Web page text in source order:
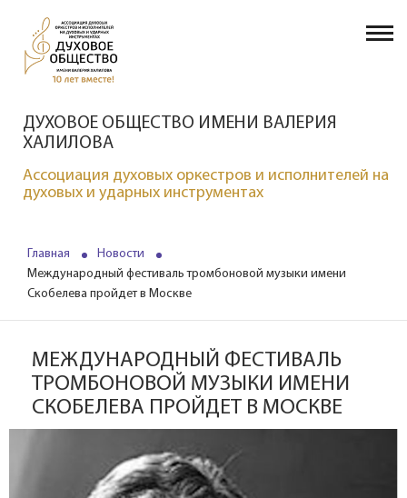
ДУХОВОЕ ОБЩЕСТВО ИМЕНИ ВАЛЕРИЯ
ХАЛИЛОВА
Ассоциация духовых оркестров и исполнителей на
духовых и ударных инструментах
Главная
Новости
Международный фестиваль тромбоновой музыки имени
Скобелева пройдет в Москве
МЕЖДУНАРОДНЫЙ ФЕСТИВАЛЬ
ТРОМБОНОВОЙ МУЗЫКИ ИМЕНИ
СКОБЕЛЕВА ПРОЙДЕТ В МОСКВЕ